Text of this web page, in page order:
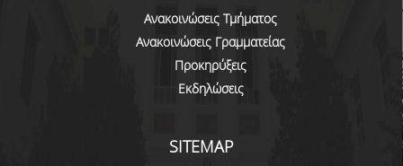
ΜΑΘΗΜΑΤΑ ΠΡΟΓΡΑΜΜΑΤΟΣ ΣΠΟΥΔΩΝ
ΜΑΘΗΜΑΤΑ ΕΛΕΥΘΕΡΗΣ ΕΠΙΛΟΓΗΣ ΑΠΟ
ΑΛΛΑ ΤΜΗΜΑΤΑ
ΒΡΑΒΕΙΑ ΕΡΓΑΣΙΩΝ
ΠΡΑΚΤΙΚΗ ΑΣΚΗΣΗ ΚΑΙ ΠΤΥΧΙΑΚΗ ΕΡΓΑΣΙΑ
Ανακοινώσεις Τμήματος
Ανακοινώσεις Γραμματείας
Προκηρύξεις
Εκδηλώσεις
SITEMAP